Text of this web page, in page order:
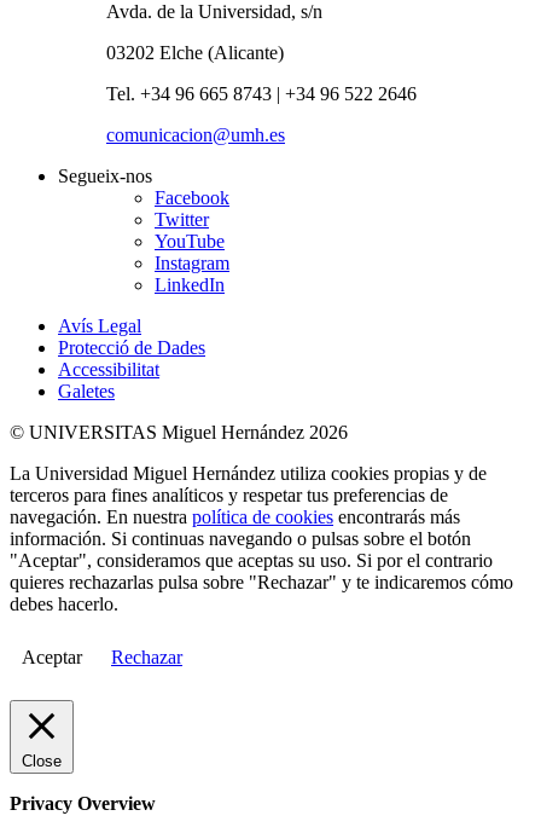
Avda. de la Universidad, s/n
03202 Elche (Alicante)
Tel. +34 96 665 8743 | +34 96 522 2646
comunicacion@umh.es
Segueix-nos
Facebook
Twitter
YouTube
Instagram
LinkedIn
Avís Legal
Protecció de Dades
Accessibilitat
Galetes
© UNIVERSITAS Miguel Hernández 2026
La Universidad Miguel Hernández utiliza cookies propias y de
terceros para fines analíticos y respetar tus preferencias de
navegación. En nuestra política de cookies encontrarás más
información. Si continuas navegando o pulsas sobre el botón
"Aceptar", consideramos que aceptas su uso. Si por el contrario
quieres rechazarlas pulsa sobre "Rechazar" y te indicaremos cómo
debes hacerlo.
Aceptar Rechazar
Close
Privacy Overview